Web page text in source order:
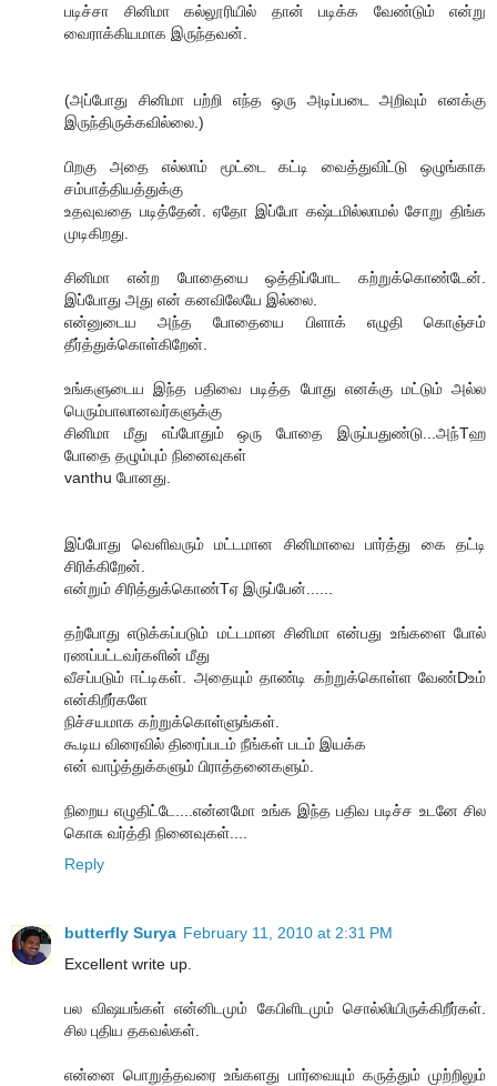
படிச்சா சினிமா கல்லூரியில் தான் படிக்க வேண்டும் என்று
வைராக்கியமாக இருந்தவன்.
(அப்போது சினிமா பற்றி எந்த ஒரு அடிப்படை அறிவும் எனக்கு
இருந்திருக்கவில்லை.)
பிறகு அதை எல்லாம் மூட்டை கட்டி வைத்துவிட்டு ஒழுங்காக
சம்பாத்தியத்துக்கு
உதவுவதை படித்தேன். ஏதோ இப்போ கஷ்டமில்லாமல் சோறு திங்க
முடிகிறது.
சினிமா என்ற போதையை ஒத்திப்போட கற்றுக்கொண்டேன்.
இப்போது அது என் கனவிலேயே இல்லை.
என்னுடைய அந்த போதையை பிளாக் எழுதி கொஞ்சம்
தீர்த்துக்கொள்கிறேன்.
உங்களுடைய இந்த பதிவை படித்த போது எனக்கு மட்டும் அல்ல
பெரும்பாலானவர்களுக்கு
சினிமா மீது எப்போதும் ஒரு போதை இருப்பதுண்டு...அந்Tஹ
போதை தழும்பும் நினைவுகள்
vanthu போனது.
இப்போது வெளிவரும் மட்டமான சினிமாவை பார்த்து கை தட்டி
சிரிக்கிறேன்.
என்றும் சிரித்துக்கொண்Tஏ இருப்பேன்......
தற்போது எடுக்கப்படும் மட்டமான சினிமா என்பது உங்களை போல்
ரணப்பட்டவர்களின் மீது
வீசப்படும் ஈட்டிகள். அதையும் தாண்டி கற்றுக்கொள்ள வேண்Dஉம்
என்கிறீர்களே
நிச்சயமாக கற்றுக்கொள்ளுங்கள்.
கூடிய விரைவில் திரைப்படம் நீங்கள் படம் இயக்க
என் வாழ்த்துக்களும் பிராத்தனைகளும்.
நிறைய எழுதிட்டே....என்னமோ உங்க இந்த பதிவ படிச்ச உடனே சில
கொசு வர்த்தி நினைவுகள்....
Reply
butterfly Surya February 11, 2010 at 2:31 PM
Excellent write up.
பல விஷயங்கள் என்னிடமும் கேபிளிடமும் சொல்லியிருக்கிறீர்கள்.
சில புதிய தகவல்கள்.
என்னை பொறுத்தவரை உங்களது பார்வையும் கருத்தும் முற்றிலும்